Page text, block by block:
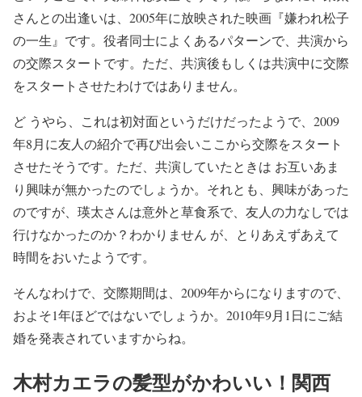
さんとの出逢いは、2005年に放映された映画『嫌われ松子
の一生』です。役者同士によくあるパターンで、共演から
の交際スタートです。ただ、共演後もしくは共演中に交際
をスタートさせたわけではありません。
ど うやら、これは初対面というだけだったようで、2009
年8月に友人の紹介で再び出会いここから交際をスタート
させたそうです。ただ、共演していたときは お互いあま
り興味が無かったのでしょうか。それとも、興味があった
のですが、瑛太さんは意外と草食系で、友人の力なしでは
行けなかったのか？わかりません が、とりあえずあえて
時間をおいたようです。
そんなわけで、交際期間は、2009年からになりますので、
およそ1年ほどではないでしょうか。2010年9月1日にご結
婚を発表されていますからね。
木村カエラの髪型がかわいい！関西